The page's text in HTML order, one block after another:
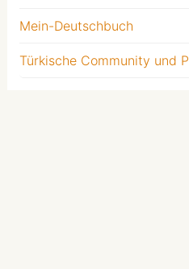
Mein-Deutschbuch
Türkische Community und